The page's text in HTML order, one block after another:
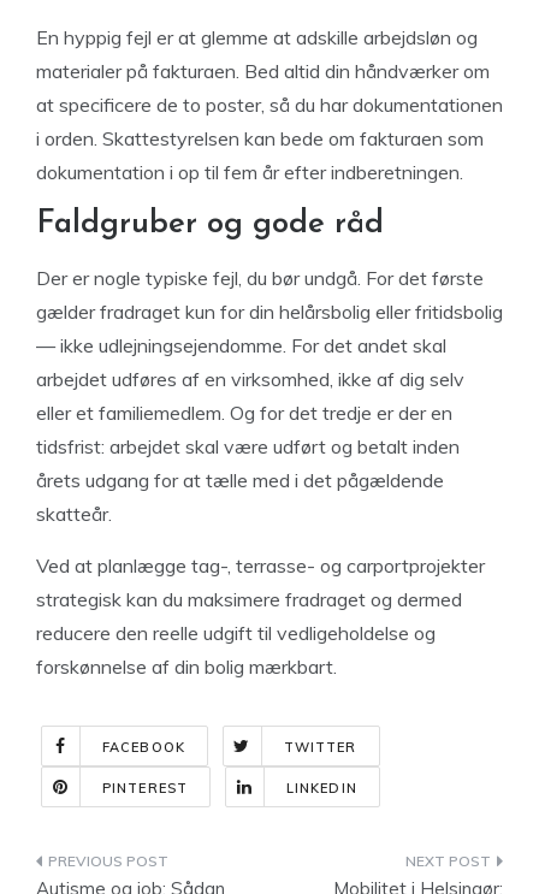
En hyppig fejl er at glemme at adskille arbejdsløn og
materialer på fakturaen. Bed altid din håndværker om
at specificere de to poster, så du har dokumentationen
i orden. Skattestyrelsen kan bede om fakturaen som
dokumentation i op til fem år efter indberetningen.
Faldgruber og gode råd
Der er nogle typiske fejl, du bør undgå. For det første
gælder fradraget kun for din helårsbolig eller fritidsbolig
— ikke udlejningsejendomme. For det andet skal
arbejdet udføres af en virksomhed, ikke af dig selv
eller et familiemedlem. Og for det tredje er der en
tidsfrist: arbejdet skal være udført og betalt inden
årets udgang for at tælle med i det pågældende
skatteår.
Ved at planlægge tag-, terrasse- og carportprojekter
strategisk kan du maksimere fradraget og dermed
reducere den reelle udgift til vedligeholdelse og
forskønnelse af din bolig mærkbart.
FACEBOOK TWITTER
PINTEREST LINKEDIN
Indlægsnavigation
Autisme og job: Sådan
Mobilitet i Helsingør: